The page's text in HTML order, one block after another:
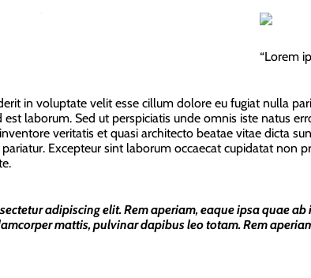
“Lorem
in voluptate velit esse cillum dolore eu fugiat nulla
laborum. Sed ut perspiciatis unde omnis iste natus
veritatis et quasi architecto beatae vitae dicta
Excepteur sint laborum occaecat cupidatat
adipiscing elit. Rem aperiam, eaque ipsa quae
mattis, pulvinar dapibus leo totam. Rem